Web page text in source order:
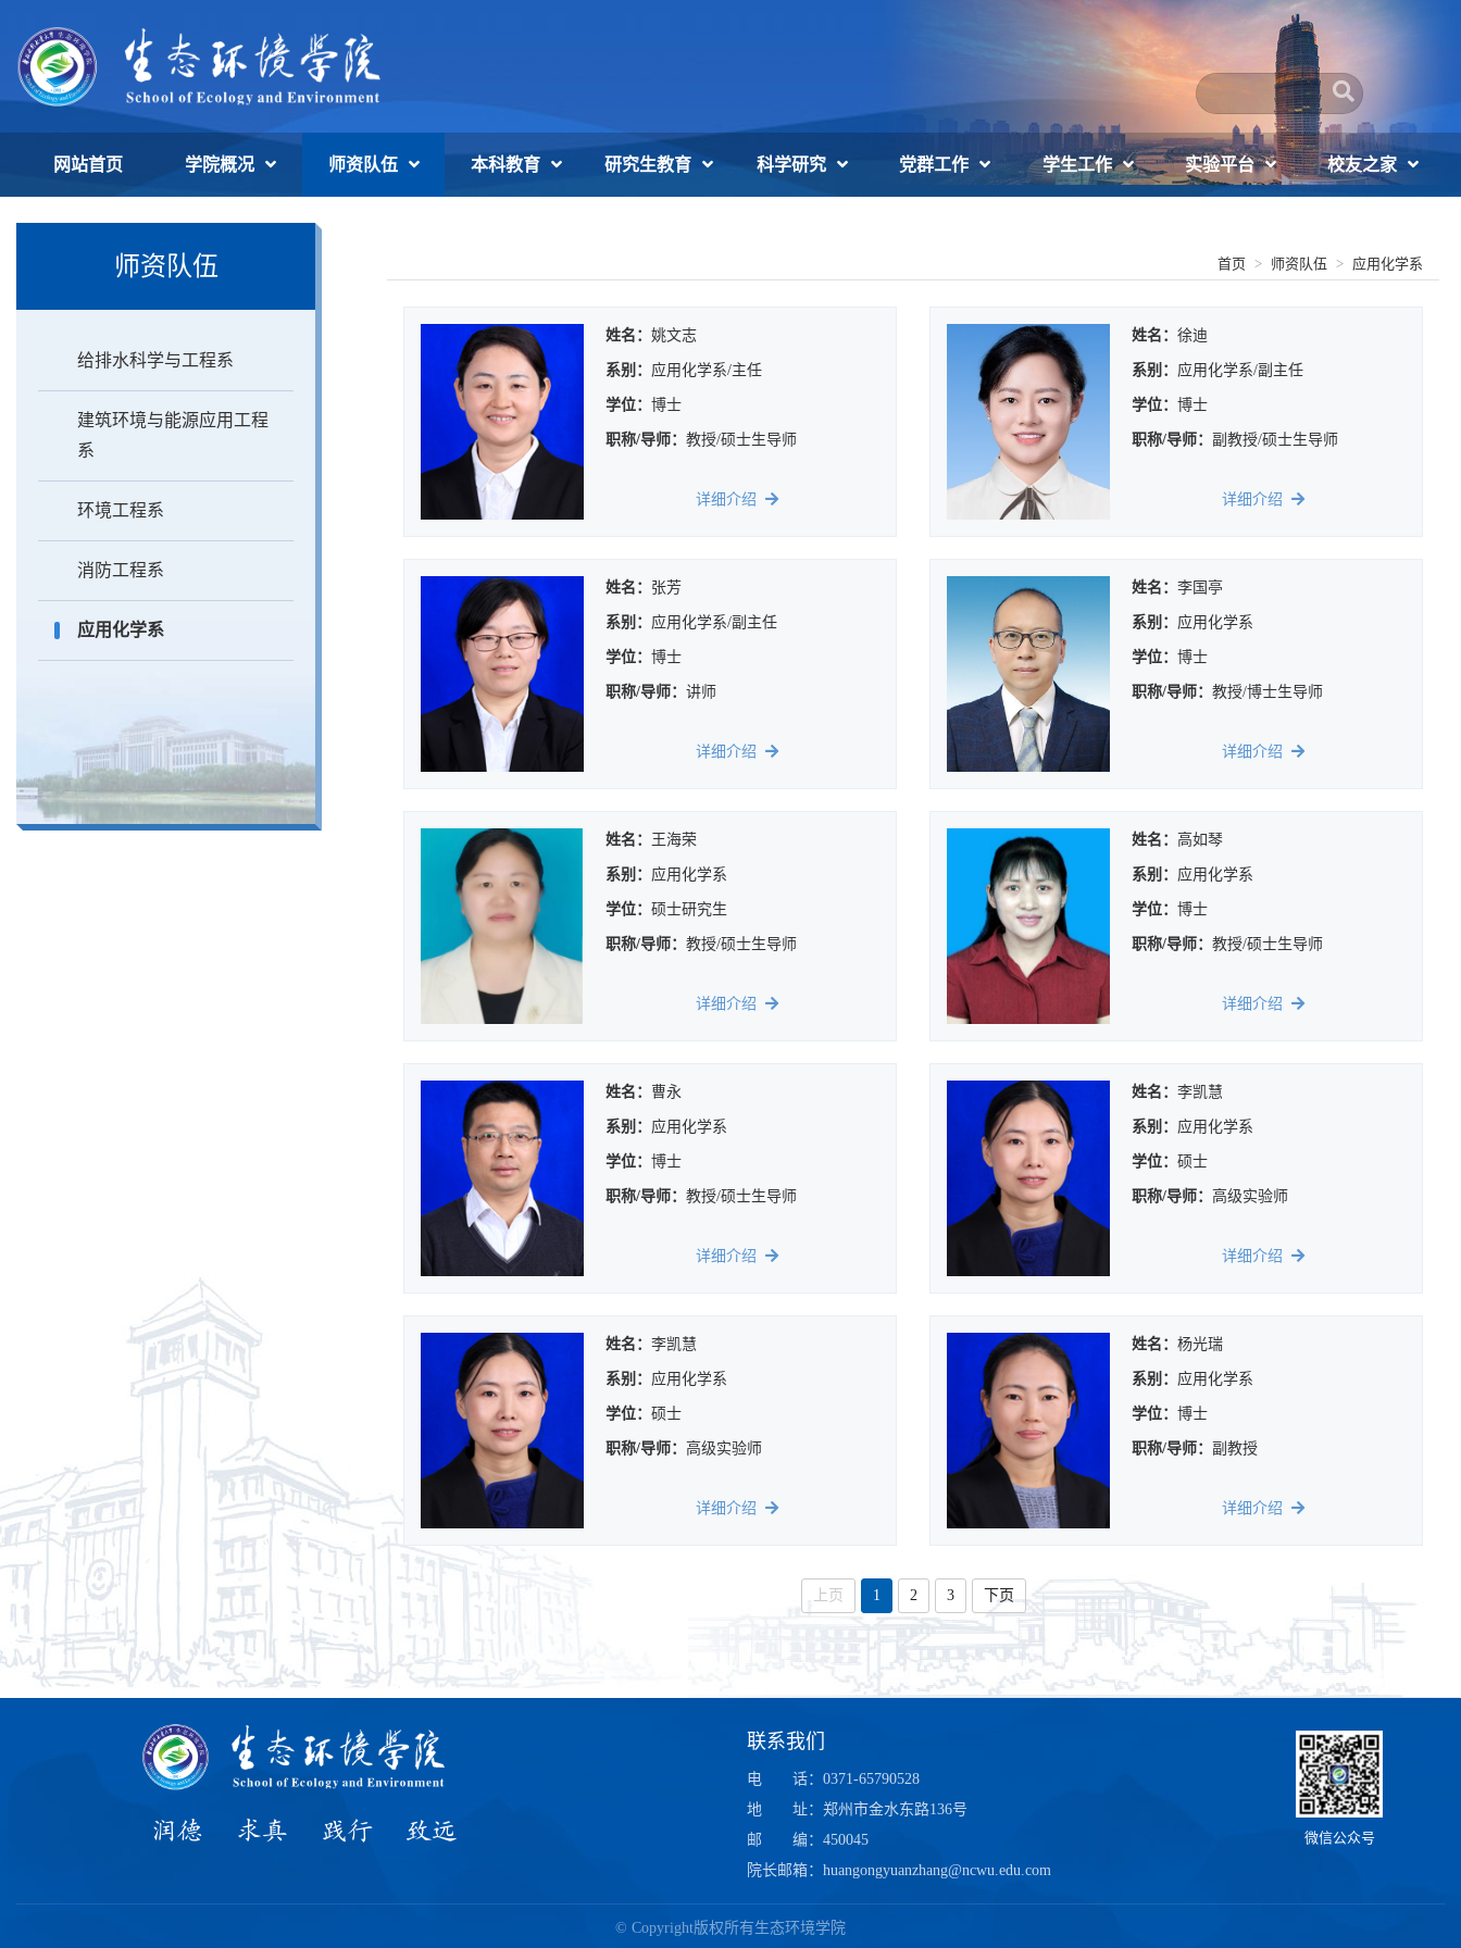
网站首页 学院概况 师资队伍 本科教育 研究生教育 科学研究 党群工作 学生工作 实验平台 校友之家
师资队伍
给排水科学与工程系
建筑环境与能源应用工程
系
环境工程系
消防工程系
应用化学系
首页 师资队伍 应用化学系
姓名： 姚文志
系别： 应用化学系/主任
学位： 博士
职称/导师： 教授/硕士生导师
详细介绍
姓名： 徐迪
系别： 应用化学系/副主任
学位： 博士
职称/导师： 副教授/硕士生导师
详细介绍
姓名： 张芳
系别： 应用化学系/副主任
学位： 博士
职称/导师： 讲师
详细介绍
姓名： 李国亭
系别： 应用化学系
学位： 博士
职称/导师： 教授/博士生导师
详细介绍
姓名： 王海荣
系别： 应用化学系
学位： 硕士研究生
职称/导师： 教授/硕士生导师
详细介绍
姓名： 高如琴
系别： 应用化学系
学位： 博士
职称/导师： 教授/硕士生导师
详细介绍
姓名： 曹永
系别： 应用化学系
学位： 博士
职称/导师： 教授/硕士生导师
详细介绍
姓名： 李凯慧
系别： 应用化学系
学位： 硕士
职称/导师： 高级实验师
详细介绍
姓名： 李凯慧
系别： 应用化学系
学位： 硕士
职称/导师： 高级实验师
详细介绍
姓名： 杨光瑞
系别： 应用化学系
学位： 博士
职称/导师： 副教授
详细介绍
上页 1 2 3 下页
润德 求真 践行 致远
联系我们
电 话：0371-65790528
地
址：郑州市金水东路136号
邮
编 ：450045
院长邮箱：huangongyuanzhang@ncwu.edu.com
微信公众号
© Copyright版权所有生态环境学院